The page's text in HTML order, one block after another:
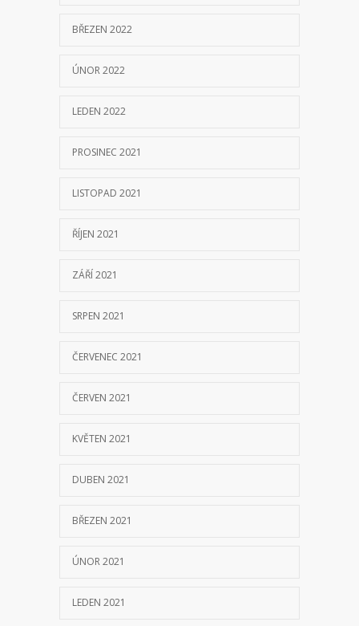
BŘEZEN 2022
ÚNOR 2022
LEDEN 2022
PROSINEC 2021
LISTOPAD 2021
ŘÍJEN 2021
ZÁŘÍ 2021
SRPEN 2021
ČERVENEC 2021
ČERVEN 2021
KVĚTEN 2021
DUBEN 2021
BŘEZEN 2021
ÚNOR 2021
LEDEN 2021